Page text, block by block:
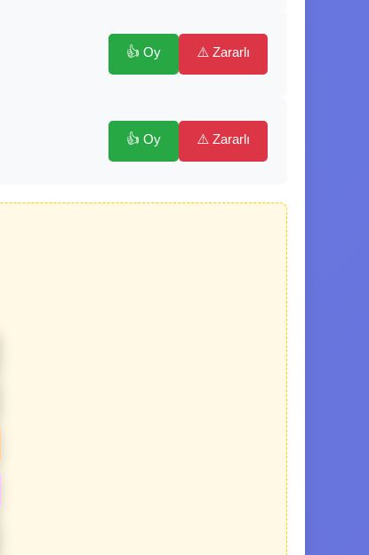
👍 Oy ⚠️ Zararlı
👍 Oy ⚠️ Zararlı